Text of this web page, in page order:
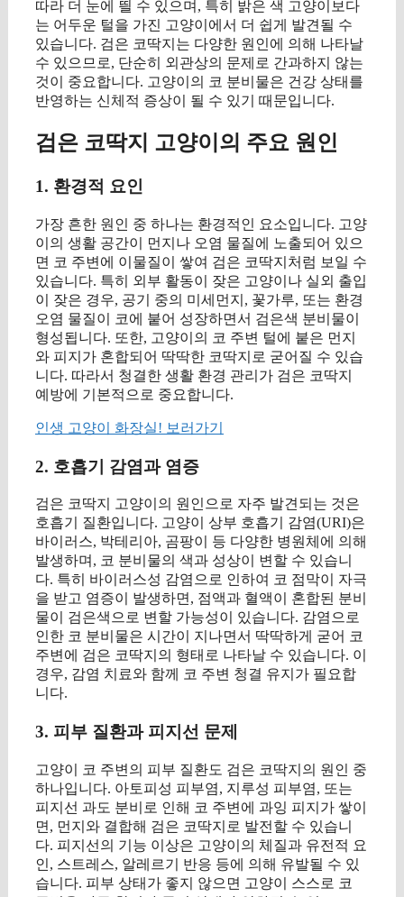
따라 더 눈에 띌 수 있으며, 특히 밝은 색 고양이보다
는 어두운 털을 가진 고양이에서 더 쉽게 발견될 수
있습니다. 검은 코딱지는 다양한 원인에 의해 나타날
수 있으므로, 단순히 외관상의 문제로 간과하지 않는
것이 중요합니다. 고양이의 코 분비물은 건강 상태를
반영하는 신체적 증상이 될 수 있기 때문입니다.
검은 코딱지 고양이의 주요 원인
1. 환경적 요인
가장 흔한 원인 중 하나는 환경적인 요소입니다. 고양
이의 생활 공간이 먼지나 오염 물질에 노출되어 있으
면 코 주변에 이물질이 쌓여 검은 코딱지처럼 보일 수
있습니다. 특히 외부 활동이 잦은 고양이나 실외 출입
이 잦은 경우, 공기 중의 미세먼지, 꽃가루, 또는 환경
오염 물질이 코에 붙어 성장하면서 검은색 분비물이
형성됩니다. 또한, 고양이의 코 주변 털에 붙은 먼지
와 피지가 혼합되어 딱딱한 코딱지로 굳어질 수 있습
니다. 따라서 청결한 생활 환경 관리가 검은 코딱지
예방에 기본적으로 중요합니다.
인생 고양이 화장실! 보러가기
2. 호흡기 감염과 염증
검은 코딱지 고양이의 원인으로 자주 발견되는 것은
호흡기 질환입니다. 고양이 상부 호흡기 감염(URI)은
바이러스, 박테리아, 곰팡이 등 다양한 병원체에 의해
발생하며, 코 분비물의 색과 성상이 변할 수 있습니
다. 특히 바이러스성 감염으로 인하여 코 점막이 자극
을 받고 염증이 발생하면, 점액과 혈액이 혼합된 분비
물이 검은색으로 변할 가능성이 있습니다. 감염으로
인한 코 분비물은 시간이 지나면서 딱딱하게 굳어 코
주변에 검은 코딱지의 형태로 나타날 수 있습니다. 이
경우, 감염 치료와 함께 코 주변 청결 유지가 필요합
니다.
3. 피부 질환과 피지선 문제
고양이 코 주변의 피부 질환도 검은 코딱지의 원인 중
하나입니다. 아토피성 피부염, 지루성 피부염, 또는
피지선 과도 분비로 인해 코 주변에 과잉 피지가 쌓이
면, 먼지와 결합해 검은 코딱지로 발전할 수 있습니
다. 피지선의 기능 이상은 고양이의 체질과 유전적 요
인, 스트레스, 알레르기 반응 등에 의해 유발될 수 있
습니다. 피부 상태가 좋지 않으면 고양이 스스로 코